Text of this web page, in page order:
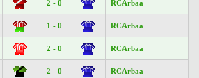
2 - 0 RCArbaa
1 - 0 RCArbaa
2 - 0 RCArbaa
2 - 0 RCArbaa